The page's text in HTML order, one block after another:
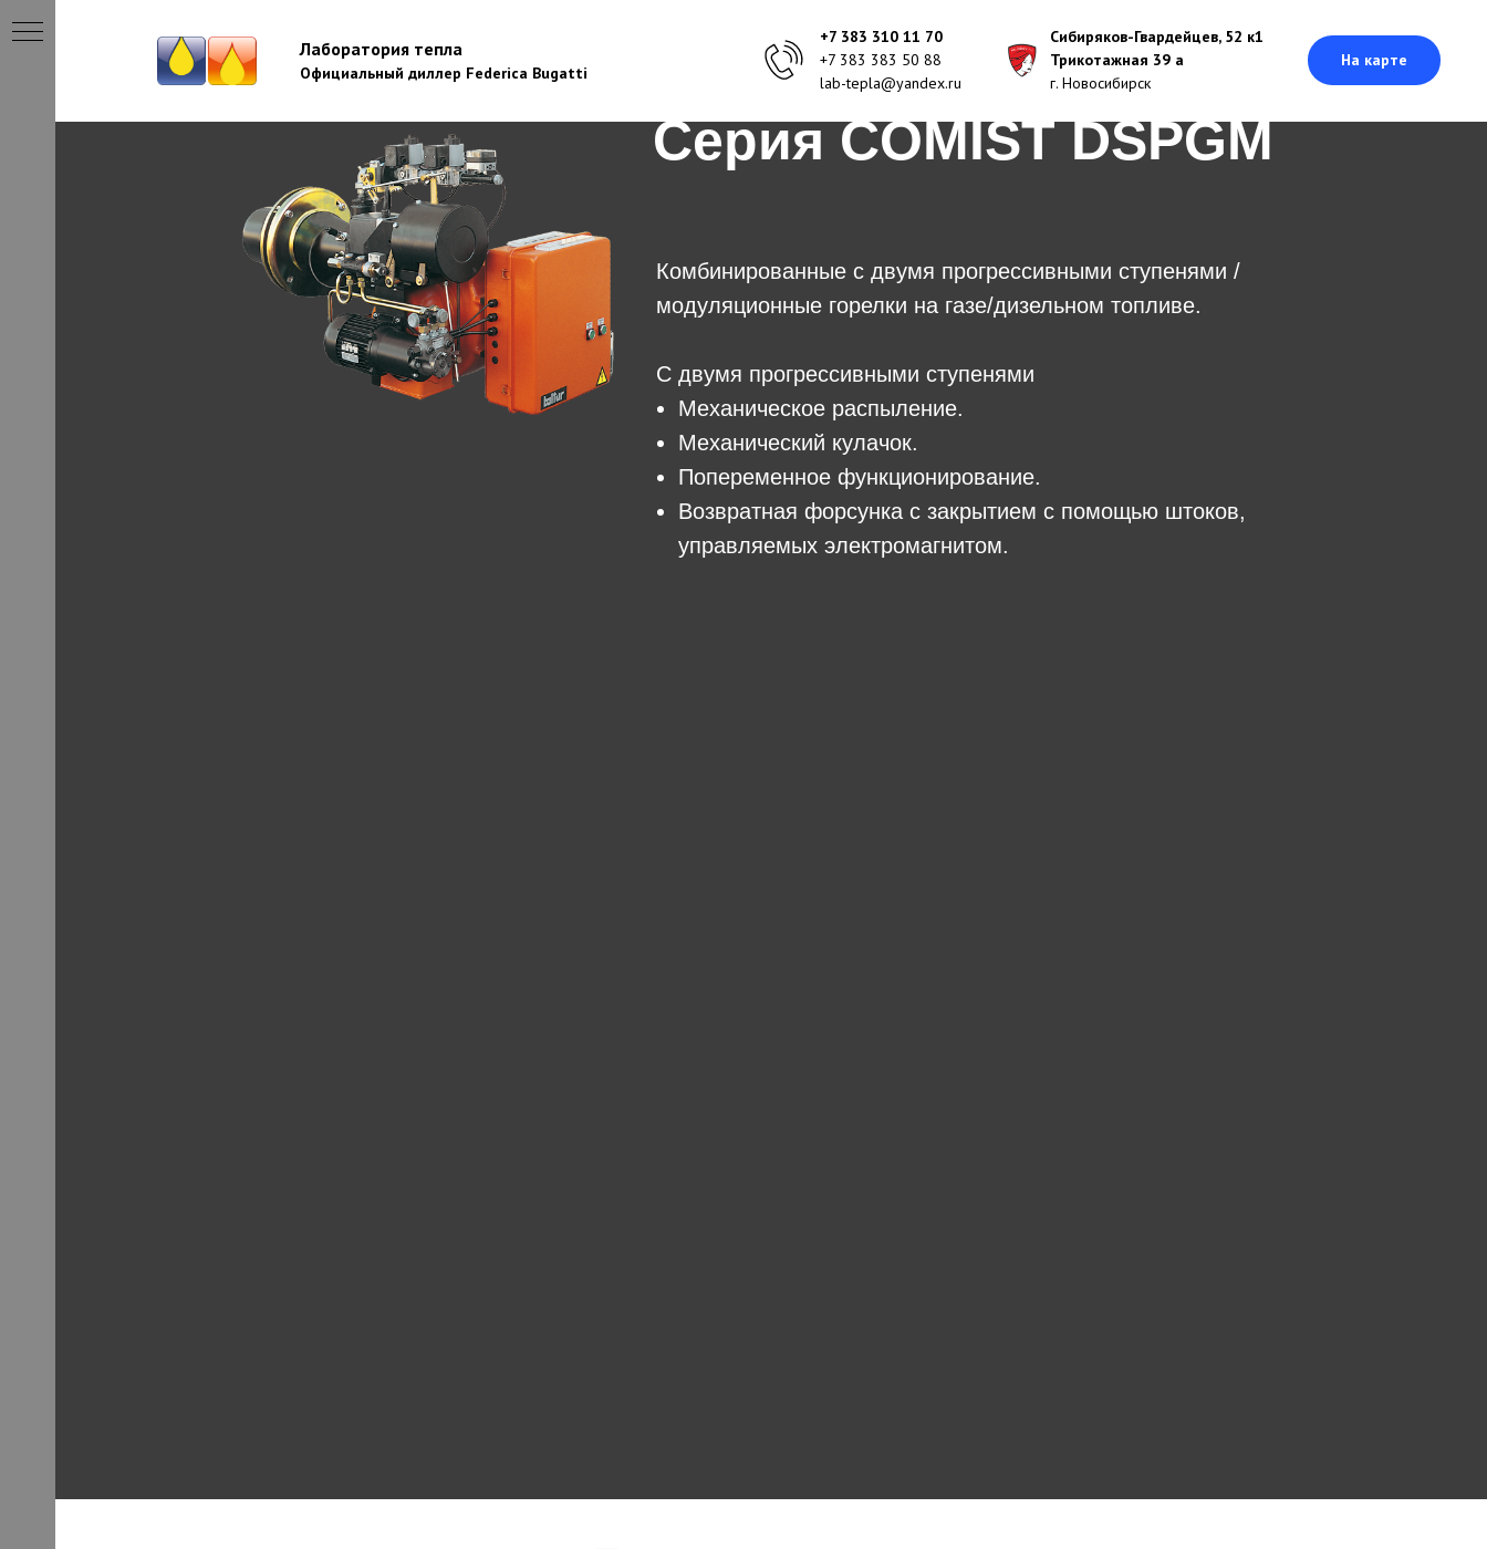
Лаборатория тепла
Официальный диллер Federica Bugatti
+7 383 310 11 70
+7 383 383 50 88
lab-tepla@yandex.ru
Сибиряков-Гвардейцев, 52 к1
Трикотажная 39 а
г. Новосибирск
На карте
Серия COMIST DSPGM
Комбинированные с двумя прогрессивными ступенями /
модуляционные горелки на газе/дизельном топливе.
С двумя прогрессивными ступенями
Механическое распыление.
Механический кулачок.
Попеременное функционирование.
Возвратная форсунка с закрытием с помощью штоков,
управляемых электромагнитом.